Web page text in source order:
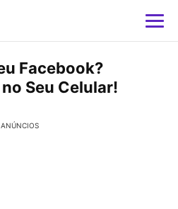
Facebook?
Seu Celular!
ANÚNCIOS